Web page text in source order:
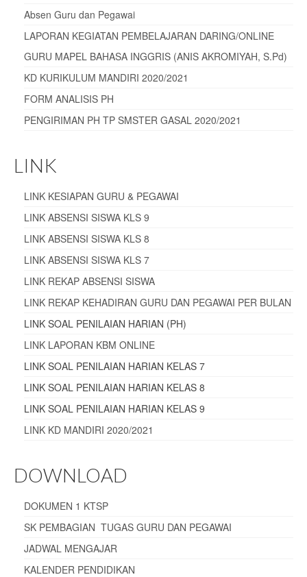
Absen Guru dan Pegawai
LAPORAN KEGIATAN PEMBELAJARAN DARING/ONLINE
GURU MAPEL BAHASA INGGRIS (ANIS AKROMIYAH, S.Pd)
KD KURIKULUM MANDIRI 2020/2021
FORM ANALISIS PH
PENGIRIMAN PH TP SMSTER GASAL 2020/2021
LINK
LINK KESIAPAN GURU & PEGAWAI
LINK ABSENSI SISWA KLS 9
LINK ABSENSI SISWA KLS 8
LINK ABSENSI SISWA KLS 7
LINK REKAP ABSENSI SISWA
LINK REKAP KEHADIRAN GURU DAN PEGAWAI PER BULAN
LINK SOAL PENILAIAN HARIAN (PH)
LINK LAPORAN KBM ONLINE
LINK SOAL PENILAIAN HARIAN KELAS 7
LINK SOAL PENILAIAN HARIAN KELAS 8
LINK SOAL PENILAIAN HARIAN KELAS 9
LINK KD MANDIRI 2020/2021
DOWNLOAD
DOKUMEN 1 KTSP
SK PEMBAGIAN TUGAS GURU DAN PEGAWAI
JADWAL MENGAJAR
KALENDER PENDIDIKAN